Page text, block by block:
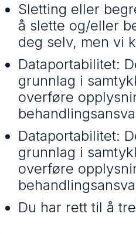
Sletting eller
å slette og/eller
deg selv, men vi
Dataportabilitet:
grunnlag i
overføre
Dataportabilitet:
grunnlag i
overføre
Du har rett til å